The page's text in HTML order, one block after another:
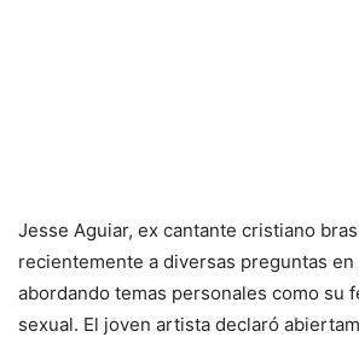
Jesse Aguiar, ex cantante cristiano
recientemente a diversas preguntas
abordando temas personales como su
sexual. El joven artista declaró